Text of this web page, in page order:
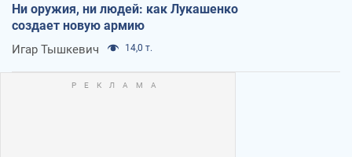
Ни оружия, ни людей: как Лукашенко
создает новую армию
Игар Тышкевич 14,0 т.